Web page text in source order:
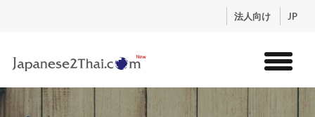
法人向け JP
トップ